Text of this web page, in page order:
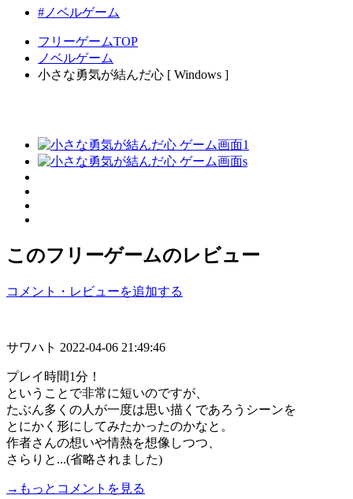
#ノベルゲーム
フリーゲームTOP
ノベルゲーム
小さな勇気が結んだ心 [ Windows ]
このフリーゲームのレビュー
コメント・レビューを追加する
サワハト 2022-04-06 21:49:46
プレイ時間1分！
ということで非常に短いのですが、
たぶん多くの人が一度は思い描くであろうシーンを
とにかく形にしてみたかったのかなと。
作者さんの想いや情熱を想像しつつ、
さらりと...(省略されました)
→もっとコメントを見る